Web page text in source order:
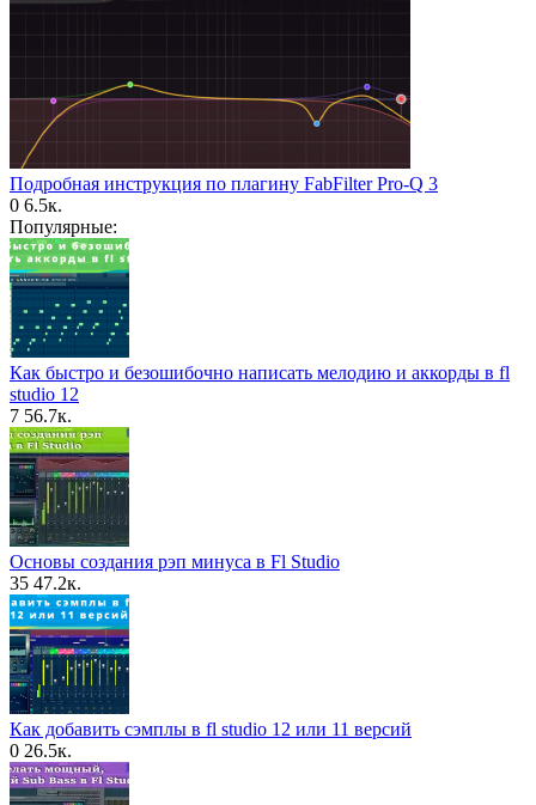
Подробная инструкция по плагину FabFilter Pro-Q 3
0 6.5к.
Популярные:
Как быстро и безошибочно написать мелодию и аккорды в fl
studio 12
7 56.7к.
Основы создания рэп минуса в Fl Studio
35 47.2к.
Как добавить сэмплы в fl studio 12 или 11 версий
0 26.5к.